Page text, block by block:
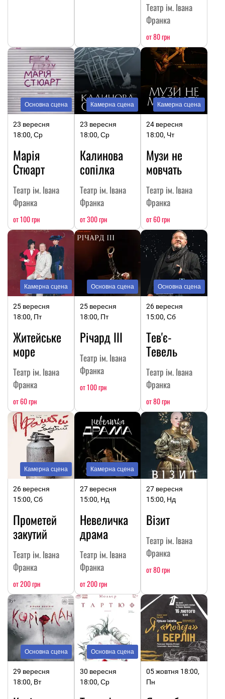
Театр ім. Івана
Франка
от 80 грн
Основна сцена
23 вересня
18:00, Ср
Марія
Стюарт
Театр ім. Івана
Франка
от 100 грн
Камерна сцена
23 вересня
18:00, Ср
Калинова
сопілка
Театр ім. Івана
Франка
от 300 грн
Камерна сцена
24 вересня
18:00, Чт
Музи не
мовчать
Театр ім. Івана
Франка
от 60 грн
Камерна сцена
25 вересня
18:00, Пт
Житейське
море
Театр ім. Івана
Франка
от 60 грн
Основна сцена
25 вересня
18:00, Пт
Річард ІІІ
Театр ім. Івана
Франка
от 100 грн
Основна сцена
26 вересня
15:00, Сб
Тев'є-
Тевель
Театр ім. Івана
Франка
от 80 грн
Камерна сцена
26 вересня
15:00, Сб
Прометей
закутий
Театр ім. Івана
Франка
от 200 грн
Камерна сцена
27 вересня
15:00, Нд
Невеличка
драма
Театр ім. Івана
Франка
от 200 грн
27 вересня
15:00, Нд
Візит
Театр ім. Івана
Франка
от 80 грн
Основна сцена
29 вересня
18:00, Вт
Основна сцена
30 вересня
18:00, Ср
05 жовтня 18:00,
Пн